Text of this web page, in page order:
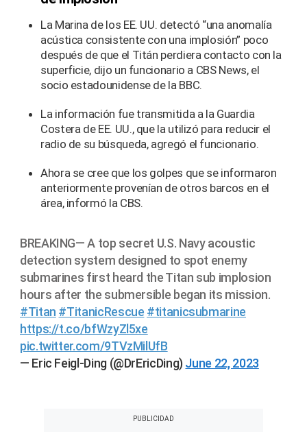
La Marina de los EE. UU. detectó “una anomalía
acústica consistente con una implosión” poco
después de que el Titán perdiera contacto con la
superficie, dijo un funcionario a CBS News, el
socio estadounidense de la BBC.
La información fue transmitida a la Guardia
Costera de EE. UU., que la utilizó para reducir el
radio de su búsqueda, agregó el funcionario.
Ahora se cree que los golpes que se informaron
anteriormente provenían de otros barcos en el
área, informó la CBS.
BREAKING— A top secret U.S. Navy acoustic
detection system designed to spot enemy
submarines first heard the Titan sub implosion
hours after the submersible began its mission.
#Titan #TitanicRescue #titanicsubmarine
https://t.co/bfWzyZl5xe
pic.twitter.com/9TVzMilUfB
— Eric Feigl-Ding (@DrEricDing) June 22, 2023